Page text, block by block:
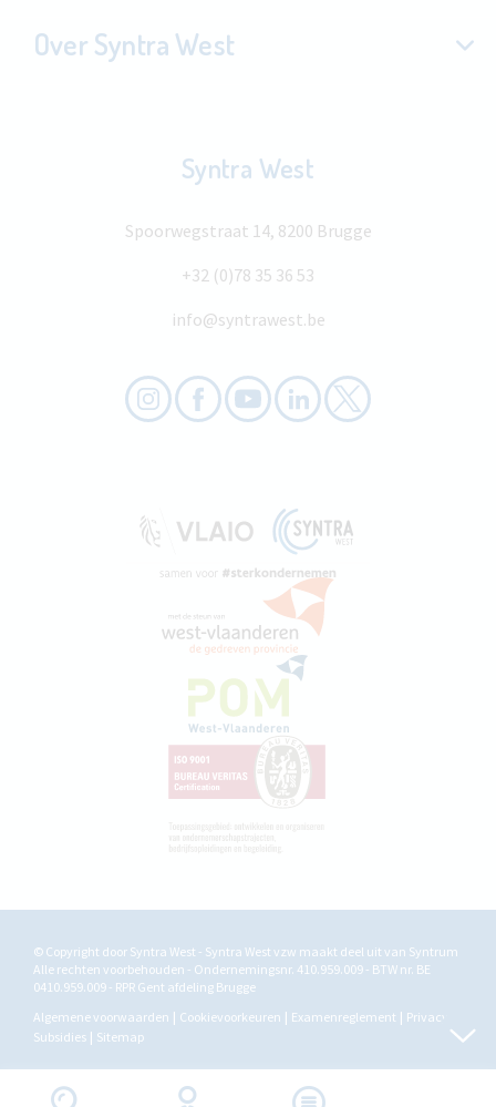
Over Syntra West
Syntra West
Spoorwegstraat 14, 8200 Brugge
+32 (0)78 35 36 53
info@syntrawest.be
© Copyright door Syntra West - Syntra West vzw maakt deel uit van Syntrum
Alle rechten voorbehouden - Ondernemingsnr. 410.959.009 - BTW nr. BE
0410.959.009 - RPR Gent afdeling Brugge
Algemene voorwaarden
Cookievoorkeuren Examenreglement
Privacy
Subsidies
Sitemap